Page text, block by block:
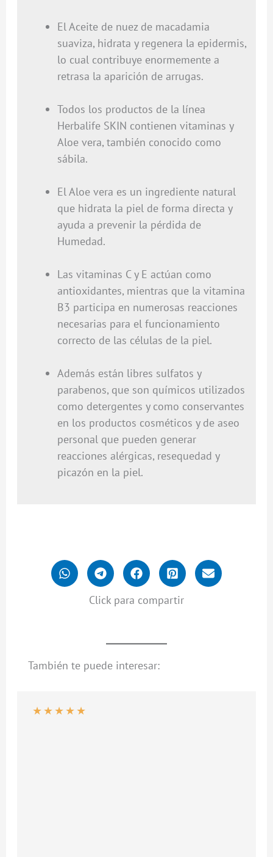
El Aceite de nuez de macadamia
suaviza, hidrata y regenera la epidermis,
lo cual contribuye enormemente a
retrasa la aparición de arrugas.
Todos los productos de la línea
Herbalife SKIN contienen vitaminas y
Aloe vera, también conocido como
sábila.
El Aloe vera es un ingrediente natural
que hidrata la piel de forma directa y
ayuda a prevenir la pérdida de
Humedad.
Las vitaminas C y E actúan como
antioxidantes, mientras que la vitamina
B3 participa en numerosas reacciones
necesarias para el funcionamiento
correcto de las células de la piel.
Además están libres sulfatos y
parabenos, que son químicos utilizados
como detergentes y como conservantes
en los productos cosméticos y de aseo
personal que pueden generar
reacciones alérgicas, resequedad y
picazón en la piel.
Click para compartir
También te puede interesar:
★★★★★